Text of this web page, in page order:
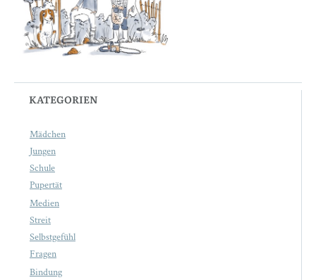
KATEGORIEN
Mädchen
Jungen
Schule
Pupertät
Medien
Streit
Selbstgefühl
Fragen
Bindung